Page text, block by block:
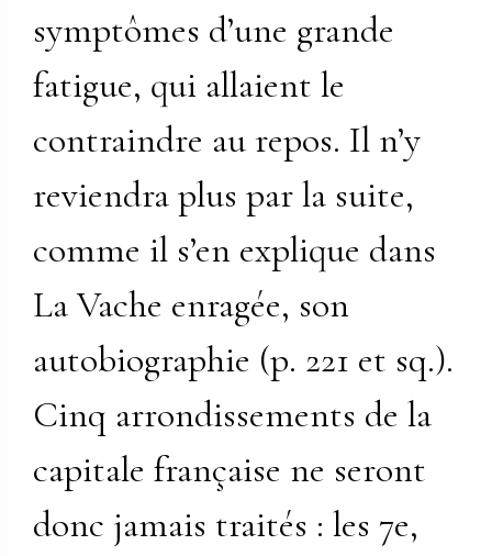
symptômes d’une grande
fatigue, qui allaient le
contraindre au repos. Il n’y
reviendra plus par la suite,
comme il s’en explique dans
La Vache enragée, son
autobiographie (p. 221 et sq.).
Cinq arrondissements de la
capitale française ne seront
donc jamais traités : les 7e,